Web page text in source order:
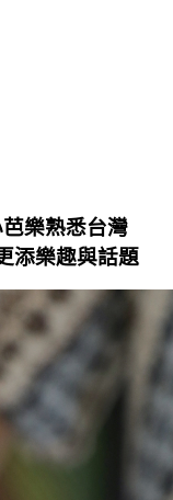
樂熟悉台灣
添樂趣與話題